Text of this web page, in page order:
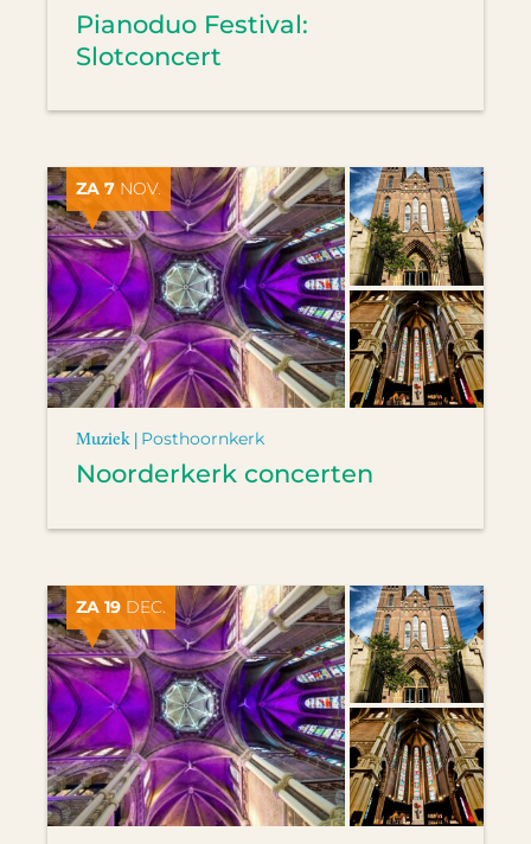
Pianoduo Festival:
Slotconcert
ZA 7 NOV.
Muziek | Posthoornkerk
Noorderkerk concerten
ZA 19 DEC.